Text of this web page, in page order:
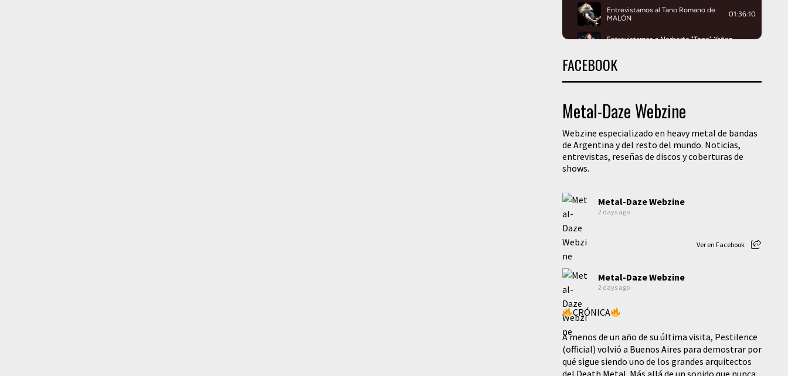
FACEBOOK
Metal-Daze Webzine
Webzine especializado en heavy metal de bandas
de Argentina y del resto del mundo. Noticias,
entrevistas, reseñas de discos y coberturas de
shows.
Metal-Daze Webzine
2 days ago
Ver en Facebook
Metal-Daze Webzine
2 days ago
CRÓNICA
A menos de un año de su última visita, Pestilence
(official) volvió a Buenos Aires para demostrar por
qué sigue siendo uno de los grandes arquitectos
del Death Metal. Más allá de un sonido que nunca